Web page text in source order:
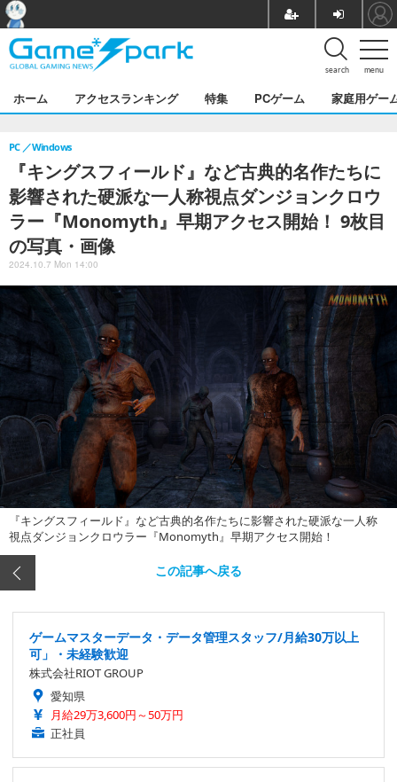
menu
search
ホーム アクセスランキング 特集 PCゲーム 家庭用ゲー
『キングスフィールド』など古典的名作たちに
影響された硬派な一人称視点ダンジョンクロウ
ラー『Monomyth』早期アクセス開始！ 9枚目
の写真・画像
PC Windows
2024.10.7 Mon 14:00
『キングスフィールド』など古典的名作たちに影響された硬派な一人称
視点ダンジョンクロウラー『Monomyth』早期アクセス開始！
この記事へ戻る
ゲームマスターデータ・データ管理スタッフ/月給30万以上
可」・未経験歓迎
株式会社RIOT GROUP
愛知県
月給29万3,600円～50万円
正社員